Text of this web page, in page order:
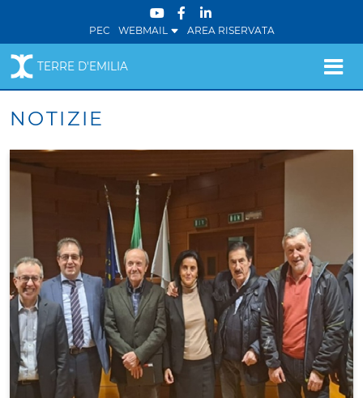
PEC WEBMAIL AREA RISERVATA
TERRE D'EMILIA
NOTIZIE